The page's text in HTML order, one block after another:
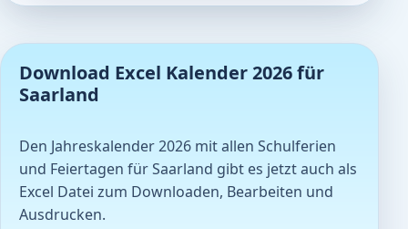
Download Excel Kalender 2026 für
Saarland
Den Jahreskalender 2026 mit allen Schulferien
und Feiertagen für Saarland gibt es jetzt auch als
Excel Datei zum Downloaden, Bearbeiten und
Ausdrucken.